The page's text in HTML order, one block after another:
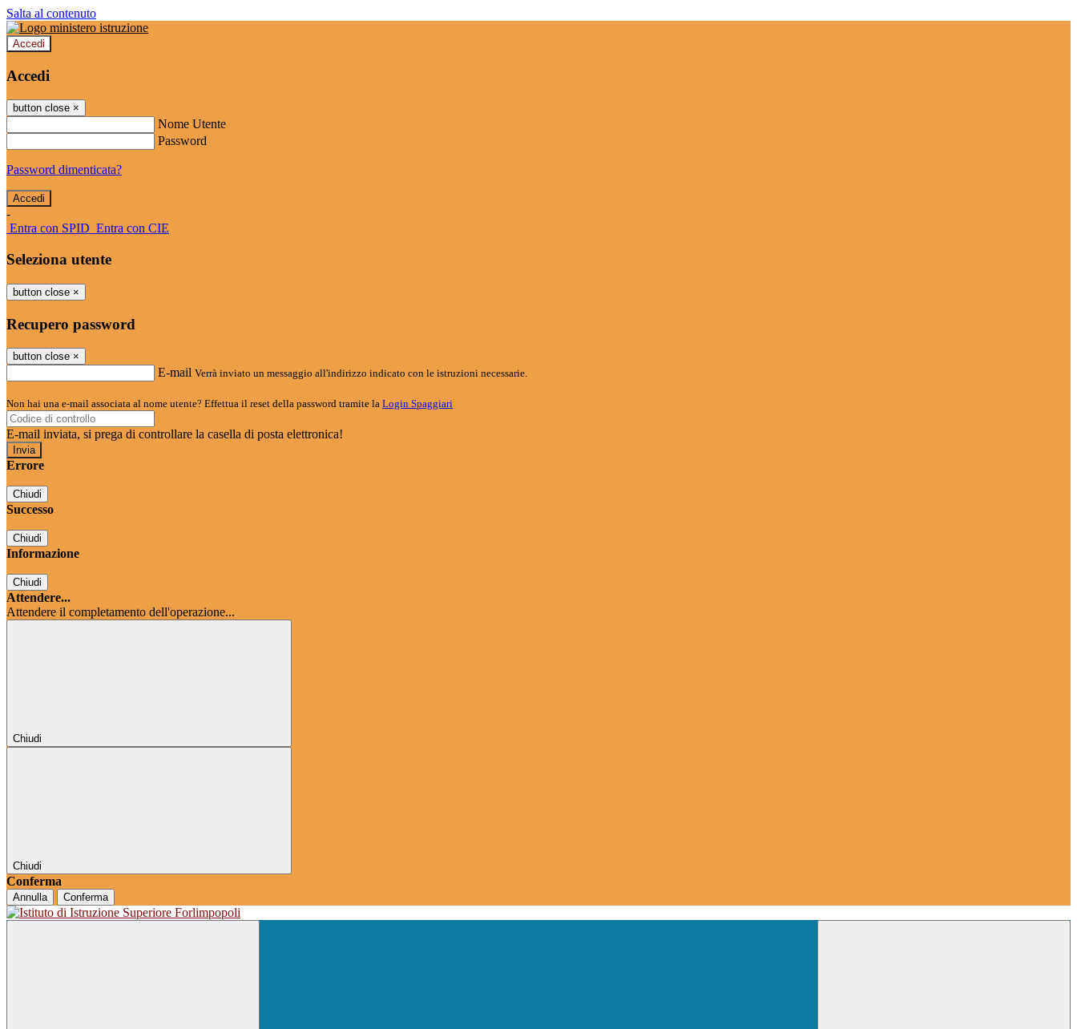
Salta al contenuto
Accedi
Accedi
button close ×
Nome Utente
Password
Password dimenticata?
-
Entra con SPID Entra con CIE
Seleziona utente
button close ×
Recupero password
button close ×
E-mail Verrà inviato un messaggio all'indirizzo indicato con le istruzioni necessarie.
Non hai una e-mail associata al nome utente? Effettua il reset della password tramite la Login Spaggiari
E-mail inviata, si prega di controllare la casella di posta elettronica!
Errore
Chiudi
Successo
Chiudi
Informazione
Chiudi
Attendere...
Attendere il completamento dell'operazione...
Chiudi
Chiudi
Conferma
Annulla Conferma